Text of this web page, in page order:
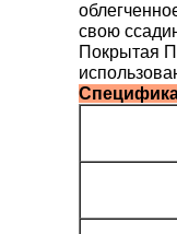
свою
Покрытая